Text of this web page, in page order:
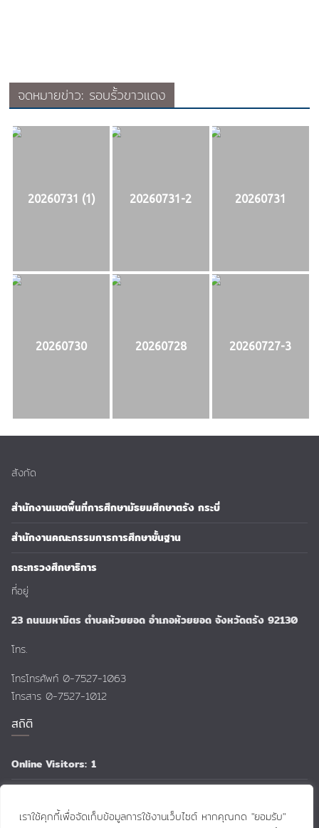
เราใช้คุกกี้เพื่อจัดเก็บข้อมูลการใช้งานเว็บไซต์ หากคุณกด "ยอมรับ"
จดหมายข่าว: รอบรั้วขาวแดง
20260731 (1) 20260731-2 20260731
20260730 20260728 20260727-3
สังกัด
สำนักงานเขตพื้นที่การศึกษามัธยมศึกษาตรัง กระบี่
สำนักงานคณะกรรมการการศึกษาขั้นฐาน
กระทรวงศึกษาธิการ
ที่อยู่
23 ถนนมหามิตร ตำบลห้วยยอด อำเภอห้วยยอด จังหวัดตรัง 92130
โทร.
โทรโทรศัพท์ 0-7527-1063
โทรสาร 0-7527-1012
สถิติ
Online Visitors: 1